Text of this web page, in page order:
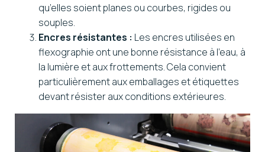
qu’elles soient planes ou courbes, rigides ou
souples.
Encres résistantes : Les encres utilisées en
flexographie ont une bonne résistance à l’eau, à
la lumière et aux frottements. Cela convient
particulièrement aux emballages et étiquettes
devant résister aux conditions extérieures.